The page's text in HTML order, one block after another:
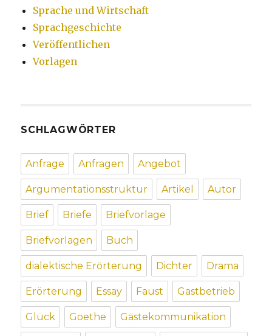
Sprache und Wirtschaft
Sprachgeschichte
Veröffentlichen
Vorlagen
SCHLAGWÖRTER
Anfrage Anfragen Angebot
Argumentationsstruktur Artikel Autor
Brief Briefe Briefvorlage
Briefvorlagen Buch
dialektische Erörterung Dichter Drama
Erörterung Essay Faust Gastbetrieb
Glück Goethe Gästekommunikation